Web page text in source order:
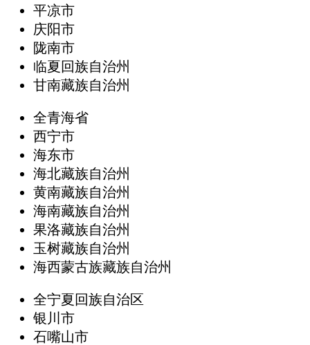
平凉市
庆阳市
陇南市
临夏回族自治州
甘南藏族自治州
全青海省
西宁市
海东市
海北藏族自治州
黄南藏族自治州
海南藏族自治州
果洛藏族自治州
玉树藏族自治州
海西蒙古族藏族自治州
全宁夏回族自治区
银川市
石嘴山市